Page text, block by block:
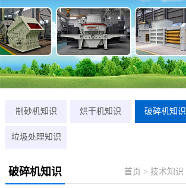
制砂机知识 烘干机知识 破碎机知识
垃圾处理知识
首页 >技术知识
破碎机知识